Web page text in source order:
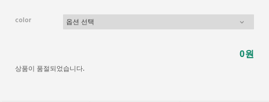
color
0원
상품이 품절되었습니다.